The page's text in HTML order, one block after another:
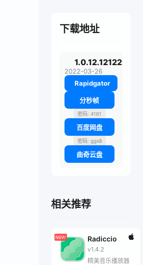
下载地址
1.0.12.12122
2022-03-26
Rapidgator
分秒帧
密码: 4161
百度网盘
密码: ggx8
曲奇云盘
相关推荐
Radiccio
v1.4.2
精美音乐播放器